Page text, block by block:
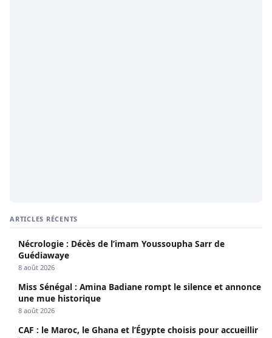
ARTICLES RÉCENTS
Nécrologie : Décès de l’imam Youssoupha Sarr de
Guédiawaye
8 août 2026
Miss Sénégal : Amina Badiane rompt le silence et annonce
une mue historique
8 août 2026
CAF : le Maroc, le Ghana et l’Égypte choisis pour accueillir